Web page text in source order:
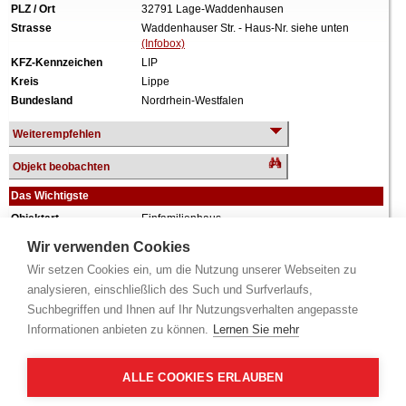
Wir verwenden Cookies
Wir setzen Cookies ein, um die Nutzung unserer Webseiten zu
analysieren, einschließlich des Such und Surfverlaufs,
Suchbegriffen und Ihnen auf Ihr Nutzungsverhalten angepasste
Informationen anbieten zu können. Lernen Sie mehr
ALLE COOKIES ERLAUBEN
PLZ / Ort
32791 Lage-Waddenhausen
Strasse
Waddenhauser Str. - Haus-Nr. siehe unten
(Infobox)
KFZ-Kennzeichen
LIP
Kreis
Lippe
Bundesland
Nordrhein-Westfalen
Weiterempfehlen
Objekt beobachten
Das Wichtigste
Objektart
Einfamilienhaus
Termin
siehe unten(Infobox)
Baujahr
ca. 1953
Grundstück
1.186 m²
Wohnfläche
122 m²
Jahren 2000, 2002, 2023, leichte Schäden und
Mängel vorhanden.